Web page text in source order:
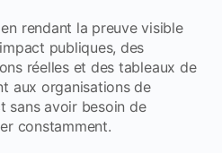
rendant la preuve visible
publiques, des
réelles et des tableaux de
aux organisations de
sans avoir besoin de
constamment.